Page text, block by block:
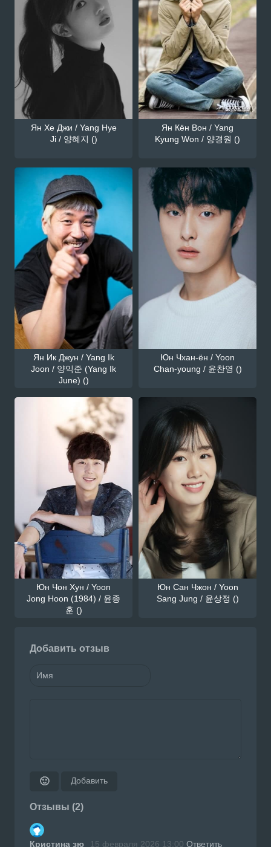
Ян Хе Джи / Yang Hye
Ji / 양혜지 ()
Ян Кён Вон / Yang
Kyung Won / 양경원 ()
Ян Ик Джун / Yang Ik
Joon / 양익준 (Yang Ik
June) ()
Юн Чхан-ён / Yoon
Chan-young / 윤찬영 ()
Юн Чон Хун / Yoon
Jong Hoon (1984) / 윤종
훈 ()
Юн Сан Чжон / Yoon
Sang Jung / 윤상정 ()
Добавить отзыв
🙂 Добавить
Отзывы (2)
Кристина зю 15 февраля 2026 13:00 Ответить